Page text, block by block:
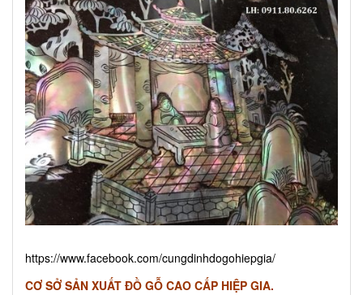
https://www.facebook.com/cungdinhdogohiepgia/
CƠ SỞ SẢN XUẤT ĐỒ GỖ CAO CẤP HIỆP GIA.